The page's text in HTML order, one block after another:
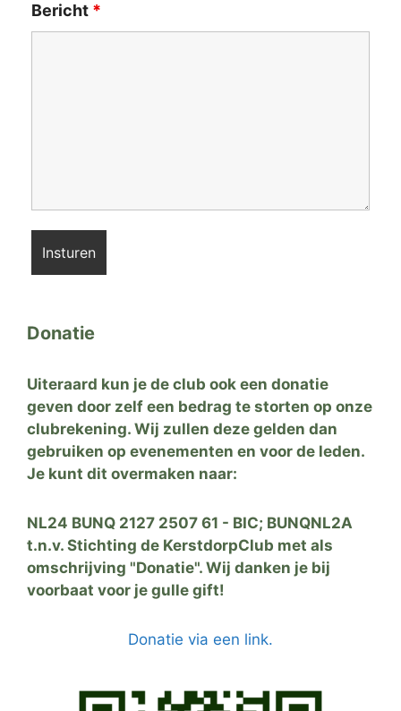
Bericht *
Donatie
Uiteraard kun je de club ook een donatie
geven door zelf een bedrag te storten op onze
clubrekening. Wij zullen deze gelden dan
gebruiken op evenementen en voor de leden.
Je kunt dit overmaken naar:
NL24 BUNQ 2127 2507 61 - BIC; BUNQNL2A
t.n.v. Stichting de KerstdorpClub met als
omschrijving "Donatie". Wij danken je bij
voorbaat voor je gulle gift!
Donatie via een link.